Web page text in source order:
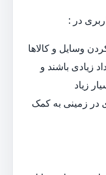
وسایل و کالاها
زیادی باشند و
زیاد
در زمینی به کمک